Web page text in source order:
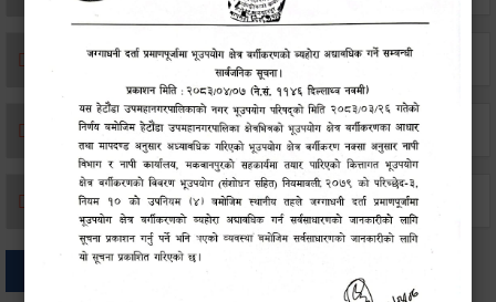
बसाइ-सराई जाने/आउने दर्ता
मृत्यू दर्ता
जन्म दर्ता